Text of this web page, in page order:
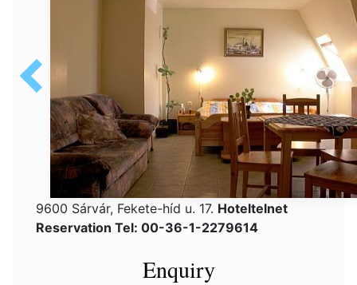
9600 Sárvár, Fekete-híd u. 17. Hoteltelnet
Reservation Tel: 00-36-1-2279614
Enquiry